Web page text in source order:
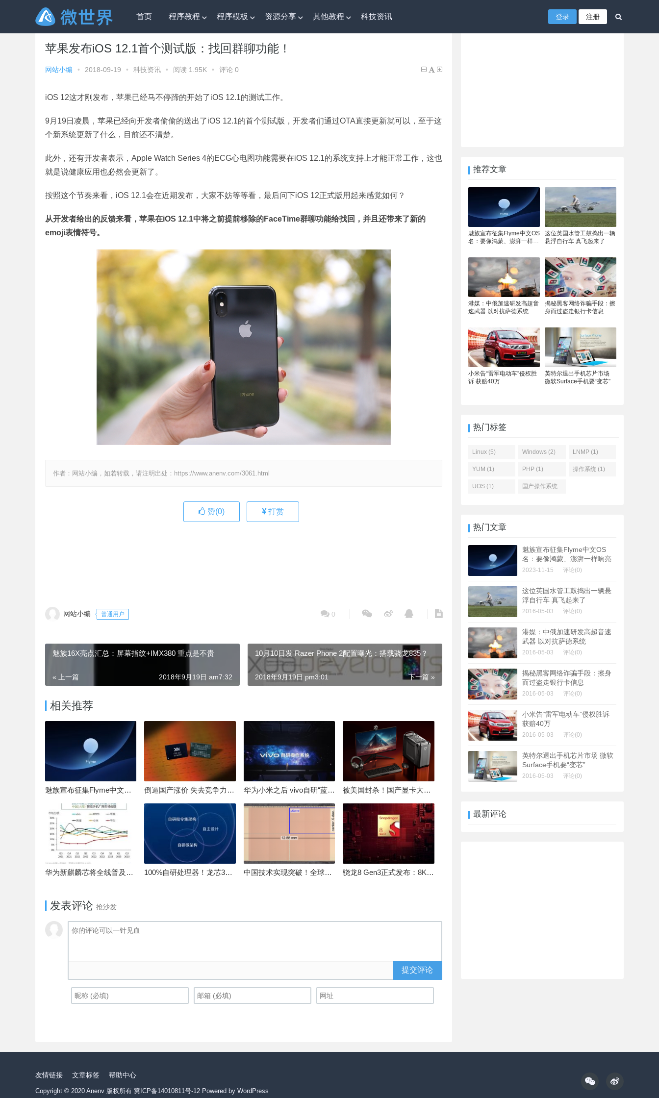
首页 程序教程 程序模板 资源分享 其他教程 科技资讯 登录 注册
微世界» 科技资讯» 苹果发布iOS 12.1首个测试版：找回群聊功能！
苹果发布iOS 12.1首个测试版：找回群聊功能！
网站小编 • 2018-09-19 • 科技资讯 • 阅读 1.95K • 评论 0
iOS 12这才刚发布，苹果已经马不停蹄的开始了iOS 12.1的测试工作。
9月19日凌晨，苹果已经向开发者偷偷的送出了iOS 12.1的首个测试版，开发者们通过OTA直接更新就可以，至于这
个新系统更新了什么，目前还不清楚。
此外，还有开发者表示，Apple Watch Series 4的ECG心电图功能需要在iOS 12.1的系统支持上才能正常工作，这也
就是说健康应用也必然会更新了。
按照这个节奏来看，iOS 12.1会在近期发布，大家不妨等等看，最后问下iOS 12正式版用起来感觉如何？
从开发者给出的反馈来看，苹果在iOS 12.1中将之前提前移除的FaceTime群聊功能给找回，并且还带来了新的
emoji表情符号。
作者：网站小编，如若转载，请注明出处：https://www.anenv.com/3061.html
赞(0) 打赏
网站小编 普通用户 0
魅族16X亮点汇总：屏幕指纹+IMX380 重点是不贵
« 上一篇 2018年9月19日 am7:32
10月10日发 Razer Phone 2配置曝光：搭载骁龙835？
下一篇 »
2018年9月19日 pm3:01
相关推荐
魅族宣布征集Flyme中文OS名：要像鸿蒙、澎湃一样响亮 倒逼国产涨价 失去竞争力！三星要减产50%：SSD必须涨价 华为小米之后 vivo自研“蓝河”操作系统重磅发布 被美国封杀！国产显卡大厂：中国GPU不存在至暗时刻
华为新麒麟芯将全线普及！高中低端全面采用 改写竞争格局 100%自研处理器！龙芯3A6000评测：与10代酷睿互有胜负 中国技术实现突破！全球最先进的3D NAND存储芯片被发现 骁龙8 Gen3正式发布：8K240手游成真！AI性能飙升98％
发表评论 抢沙发
提交评论
推荐文章
魅族宣布征集Flyme中文OS
名：要像鸿蒙、澎湃一样响
这位英国水管工鼓捣出一辆
悬浮自行车 真飞起来了
港媒：中俄加速研发高超音
速武器 以对抗萨德系统
揭秘黑客网络诈骗手段：擦
身而过盗走银行卡信息
小米告“雷军电动车”侵权胜
诉 获赔40万
英特尔退出手机芯片市场
微软Surface手机要“变芯”
热门标签
Linux (5) Windows (2) LNMP (1)
YUM (1) PHP (1) 操作系统 (1)
UOS (1) 国产操作系统
热门文章
魅族宣布征集Flyme中文OS
名：要像鸿蒙、澎湃一样响亮
2023-11-15 评论(0)
这位英国水管工鼓捣出一辆悬
浮自行车 真飞起来了
2016-05-03 评论(0)
港媒：中俄加速研发高超音速
武器 以对抗萨德系统
2016-05-03 评论(0)
揭秘黑客网络诈骗手段：擦身
而过盗走银行卡信息
2016-05-03 评论(0)
小米告“雷军电动车”侵权胜诉
获赔40万
2016-05-03 评论(0)
英特尔退出手机芯片市场 微软
Surface手机要“变芯”
2016-05-03 评论(0)
最新评论
友情链接 文章标签 帮助中心
Copyright © 2020 Anenv 版权所有 冀ICP备14010811号-12 Powered by WordPress